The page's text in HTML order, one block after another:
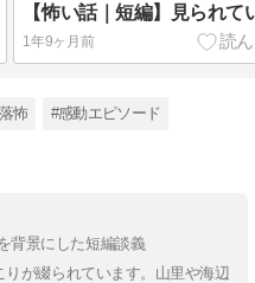
【怖い話｜短編】見られて
1年9ヶ月前
怖 #感動エピソード
背景にした短編談義
が綴られています。山里や海辺